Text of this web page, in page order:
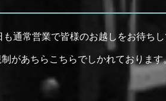
通常営業で皆様のお越しをお待ち
があちらこちらでしかれておりま